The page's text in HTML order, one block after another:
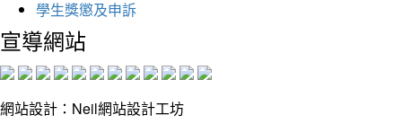
學生獎懲及申訴
宣導網站
網站設計：Neil網站設計工坊